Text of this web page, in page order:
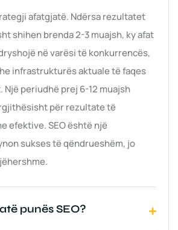
afatgjatë. Ndërsa rezultatet
shihen brenda 2-3 muajsh, ky afat
në varësi të konkurrencës,
infrastrukturës aktuale të faqes
periudhë prej 6-12 muajsh
për rezultate të
efektive. SEO është një
sukses të qëndrueshëm, jo
punës SEO?